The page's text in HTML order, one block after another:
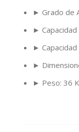
► Grado de
►
►
►
► Peso: 36